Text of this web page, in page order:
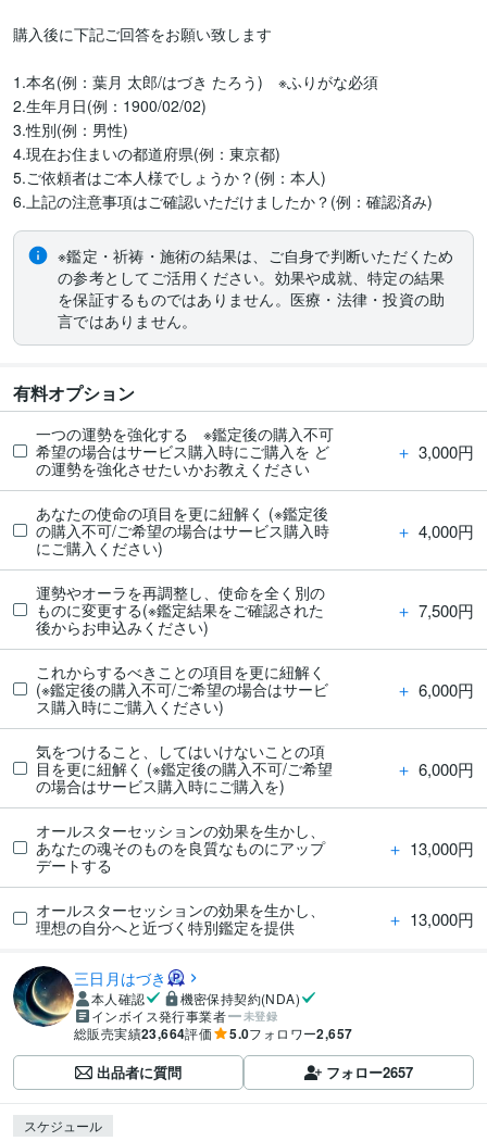
購入後に下記ご回答をお願い致します
1.本名(例：葉月 太郎/はづき たろう)　※ふりがな必須
2.生年月日(例：1900/02/02)
3.性別(例：男性)
4.現在お住まいの都道府県(例：東京都)
5.ご依頼者はご本人様でしょうか？(例：本人)
6.上記の注意事項はご確認いただけましたか？(例：確認済み)
※鑑定・祈祷・施術の結果は、ご自身で判断いただくため
の参考としてご活用ください。効果や成就、特定の結果
を保証するものではありません。医療・法律・投資の助
言ではありません。
有料オプション
一つの運勢を強化する ※鑑定後の購入不可
希望の場合はサービス購入時にご購入を ど
の運勢を強化させたいかお教えください
＋ 3,000円
あなたの使命の項目を更に紐解く (※鑑定後
の購入不可/ご希望の場合はサービス購入時
にご購入ください)
＋ 4,000円
運勢やオーラを再調整し、使命を全く別の
ものに変更する(※鑑定結果をご確認された
後からお申込みください)
＋ 7,500円
これからするべきことの項目を更に紐解く
(※鑑定後の購入不可/ご希望の場合はサービ
ス購入時にご購入ください)
＋ 6,000円
気をつけること、してはいけないことの項
目を更に紐解く (※鑑定後の購入不可/ご希望
の場合はサービス購入時にご購入を)
＋ 6,000円
オールスターセッションの効果を生かし、
あなたの魂そのものを良質なものにアップ
デートする
＋ 13,000円
オールスターセッションの効果を生かし、
理想の自分へと近づく特別鑑定を提供
＋ 13,000円
三日月はづき
本人確認
機密保持契約(NDA)
インボイス発行事業者
未登録
総販売実績23,664評価 5.0フォロワー2,657
出品者に質問 フォロー2657
スケジュール